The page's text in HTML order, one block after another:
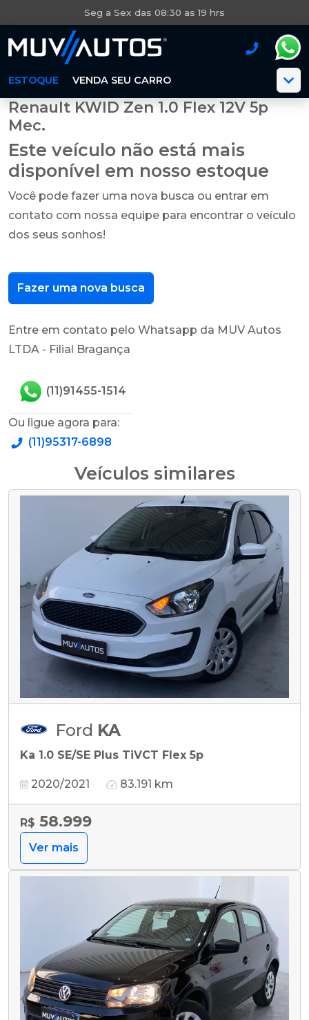
Seg a Sex das 08:30 as 19 hrs
ESTOQUE VENDA SEU CARRO
Renault KWID Zen 1.0 Flex 12V 5p
Mec.
Este veículo não está mais
disponível em nosso estoque
Você pode fazer uma nova busca ou entrar em
contato com nossa equipe para encontrar o veículo
dos seus sonhos!
Fazer uma nova busca
Entre em contato pelo Whatsapp da MUV Autos
LTDA - Filial Bragança
(11)91455-1514
Ou ligue agora para:
(11)95317-6898
Veículos similares
Ford KA
Ka 1.0 SE/SE Plus TiVCT Flex 5p
2020/2021 83.191 km
R$ 58.999
Ver mais